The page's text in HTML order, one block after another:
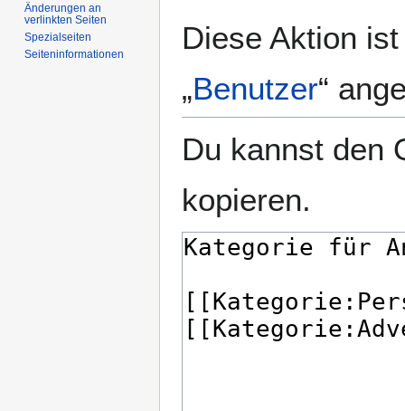
Diese Aktion
„Benutzer“
Du kannst den
kopieren.
Änderungen an
verlinkten Seiten
Spezialseiten
Seiten­­informationen